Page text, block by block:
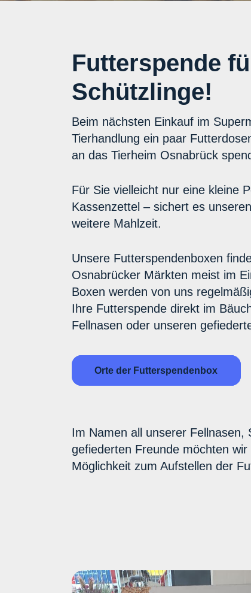
Futterspende
Schützlinge!
Beim nächsten Einkauf im
Tierhandlung ein paar
an das Tierheim Osnabrück
Für Sie vielleicht nur eine kleine
Kassenzettel – sichert es
weitere Mahlzeit.
Unsere Futterspendenboxen
Osnabrücker Märkten meist im
Boxen werden von uns
Ihre Futterspende direkt im
Fellnasen oder unseren
Orte der Futterspendenbox
Im Namen all unserer Fellnasen,
gefiederten Freunde möchten
Möglichkeit zum Aufstellen der